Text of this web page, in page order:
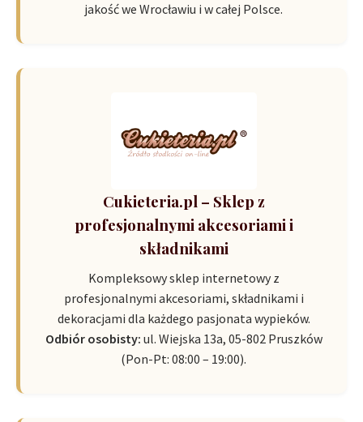
jakość we Wrocławiu i w całej Polsce.
Cukieteria.pl – Sklep z
profesjonalnymi akcesoriami i
składnikami
Kompleksowy sklep internetowy z
profesjonalnymi akcesoriami, składnikami i
dekoracjami dla każdego pasjonata wypieków.
Odbiór osobisty: ul. Wiejska 13a, 05-802 Pruszków
(Pon-Pt: 08:00 – 19:00).